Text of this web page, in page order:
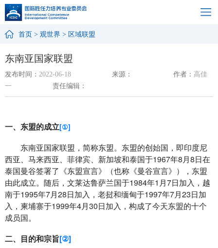
首页 > 观世界 > 区域联盟
东南亚国家联盟
发布时间： 2022-06-18 来源： 作者： 高佳
一
责任编辑：
一、 东盟的成立[①]
东南亚国家联盟，简称东盟。东盟的创始国，即印度尼
西亚、马来西亚、菲律宾、新加坡和泰国于1967年8月8日在
泰国曼谷签署了《东盟宣言》（也称 《曼谷宣言》）， 东盟
由此成立。 随后，文莱达鲁萨兰国于1984年1 月7日加入，越
南于1995年7月28日加入，老挝和缅甸于1997年7月23日加
入，柬埔寨于1999年4月30日加入，构成了今天东盟的十个
成员国。
二、目的和宗旨[②]